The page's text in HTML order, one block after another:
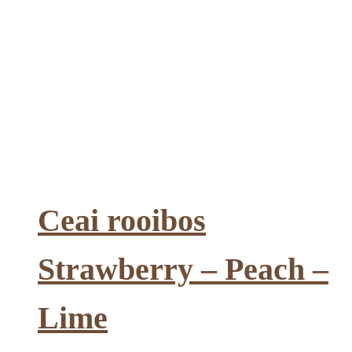
Ceai rooibos
Strawberry – Peach –
Lime